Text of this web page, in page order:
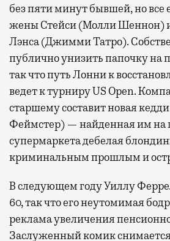
без пяти минут бывшей, но
жены Стейси (Молли Шеннон) и
Лэнса (Джимми Татро).
публично унизить папочку на
так что путь Лонни к
ведет к турниру US Open.
старшему составит новая
Феймстер) — найденная им на
супермаркета дебелая
криминальным прошлым и
В следующем году Уиллу
60, так что его неутомимая
реклама увеличения
Заслуженный комик